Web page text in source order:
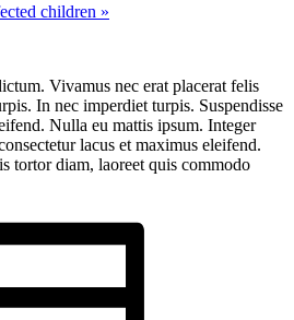
children »
Vivamus nec erat placerat felis
In nec imperdiet turpis. Suspendisse
Nulla eu mattis ipsum. Integer
lacus et maximus eleifend.
tortor diam, laoreet quis commodo